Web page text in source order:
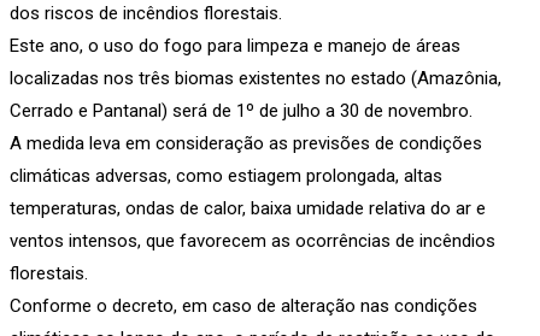
dos riscos de incêndios florestais.
Este ano, o uso do fogo para limpeza e manejo de áreas
localizadas nos três biomas existentes no estado (Amazônia,
Cerrado e Pantanal) será de 1º de julho a 30 de novembro.
A medida leva em consideração as previsões de condições
climáticas adversas, como estiagem prolongada, altas
temperaturas, ondas de calor, baixa umidade relativa do ar e
ventos intensos, que favorecem as ocorrências de incêndios
florestais.
Conforme o decreto, em caso de alteração nas condições